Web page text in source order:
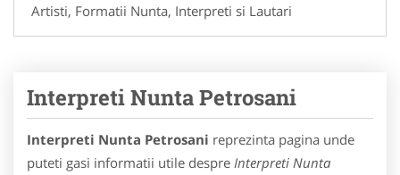
Artisti, Formatii Nunta, Interpreti si Lautari
Interpreti Nunta Petrosani
Interpreti Nunta Petrosani reprezinta pagina unde
puteti gasi informatii utile despre Interpreti Nunta